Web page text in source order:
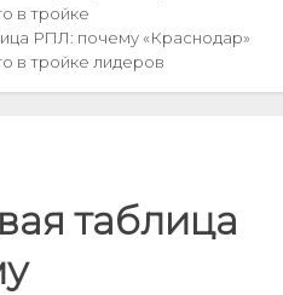
в тройке
РПЛ: почему «Краснодар»
в тройке лидеров
таблица